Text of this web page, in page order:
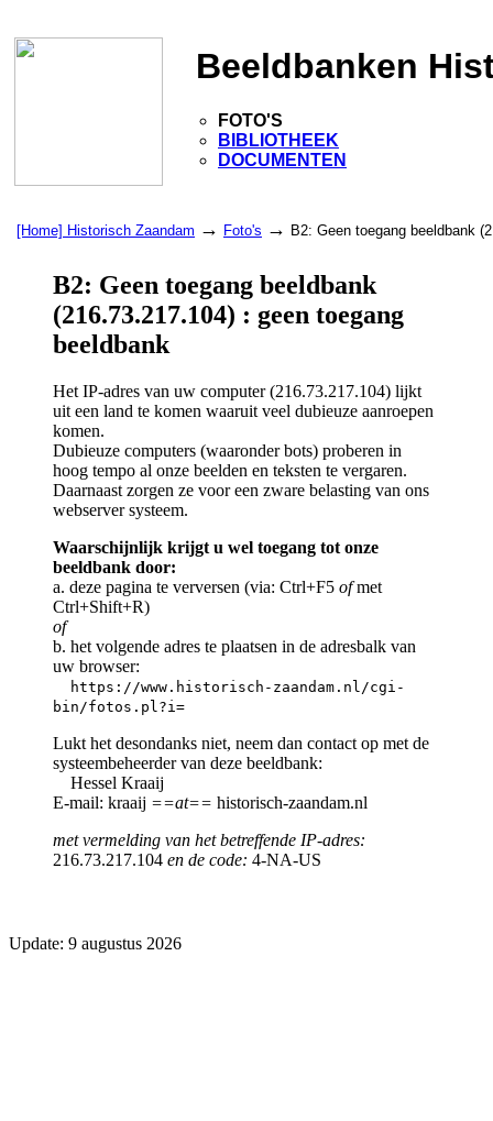
Beeldbanken
FOTO'S
BIBLIOTHEEK
DOCUMENTEN
[Home] Historisch Zaandam → Foto's → B2: Geen toegang beeldbank
B2: Geen toegang beeldbank
(216.73.217.104) : geen toegang
beeldbank
Het IP-adres van uw computer (216.73.217.104) lijkt
uit een land te komen waaruit veel dubieuze aanroepen
komen.
Dubieuze computers (waaronder bots) proberen in
hoog tempo al onze beelden en teksten te vergaren.
Daarnaast zorgen ze voor een zware belasting van ons
webserver systeem.
Waarschijnlijk krijgt u wel toegang tot onze
beeldbank door:
a. deze pagina te verversen (via: Ctrl+F5 ofmet
Ctrl+Shift+R)
of
b. het volgende adres te plaatsen in de adresbalk van
uw browser:
https://www.historisch-zaandam.nl/cgi-
bin/fotos.pl?i=
Lukt het desondanks niet, neem dan contact op met de
systeembeheerder van deze beeldbank:
Hessel Kraaij
E-mail: kraaij ==at== historisch-zaandam.nl
met vermelding van het betreffende IP-adres:
216.73.217.104 en de code: 4-NA-US
Update: 9 augustus 2026